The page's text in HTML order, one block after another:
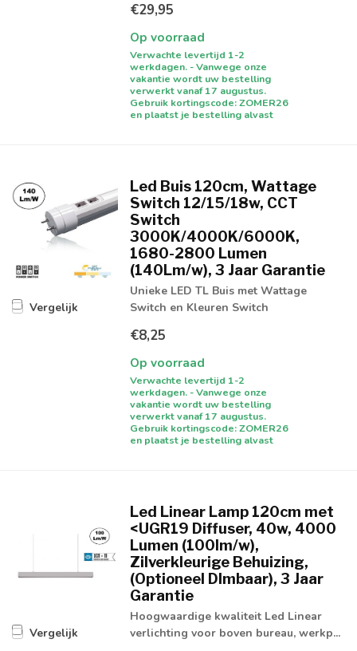
€29,95
Op voorraad
Verwachte levertijd 1-2
werkdagen. - Vanwege onze
vakantie wordt uw bestelling
verwerkt vanaf 17 augustus.
Gebruik kortingscode: ZOMER26
en plaatst je bestelling alvast
Vergelijk
Led Buis 120cm, Wattage
Switch 12/15/18w, CCT
Switch
3000K/4000K/6000K,
1680-2800 Lumen
(140Lm/w), 3 Jaar Garantie
Unieke LED TL Buis met Wattage
Switch en Kleuren Switch
€8,25
Op voorraad
Verwachte levertijd 1-2
werkdagen. - Vanwege onze
vakantie wordt uw bestelling
verwerkt vanaf 17 augustus.
Gebruik kortingscode: ZOMER26
en plaatst je bestelling alvast
Vergelijk
Led Linear Lamp 120cm met
<UGR19 Diffuser, 40w, 4000
Lumen (100lm/w),
Zilverkleurige Behuizing,
(Optioneel DImbaar), 3 Jaar
Garantie
Hoogwaardige kwaliteit Led Linear
verlichting voor boven bureau, werkp...